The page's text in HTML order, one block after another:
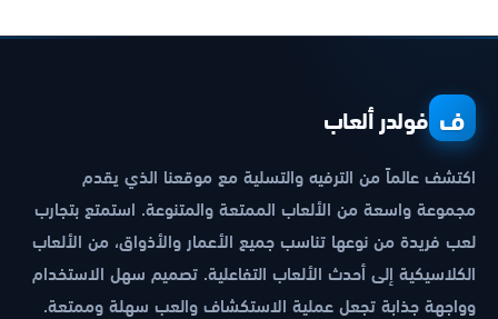
ف فولدر ألعاب
اكتشف عالماً من الترفيه والتسلية مع موقعنا الذي يقدم
مجموعة واسعة من الألعاب الممتعة والمتنوعة. استمتع بتجارب
لعب فريدة من نوعها تناسب جميع الأعمار والأذواق، من الألعاب
الكلاسيكية إلى أحدث الألعاب التفاعلية. تصميم سهل الاستخدام
وواجهة جذابة تجعل عملية الاستكشاف والعب سهلة وممتعة.